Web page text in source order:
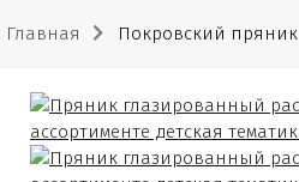
Главная Покровский пряник